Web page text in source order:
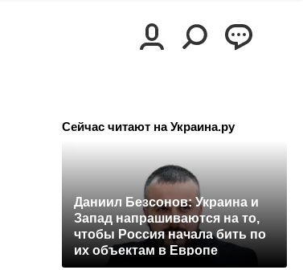
Сейчас читают на Украина.ру
Даниил Безсонов: Украина и
Запад напрашиваются на то,
чтобы Россия начала бить по
их объектам в Европе